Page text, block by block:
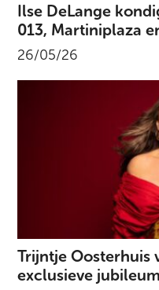
Ilse DeLange
013, Martiniplaza
26/05/26
Trijntje Oosterhuis
exclusieve